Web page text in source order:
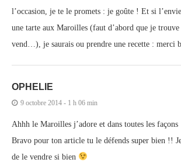
l’occasion, je te le promets : je goûte ! Et si
une tarte aux Maroilles (faut d’abord que je
vend…), je saurais ou prendre une recette : merci
OPHELIE
9 octobre 2014 - 1 h 06 min
Ahhh le Maroilles j’adore et dans toutes les façons
Bravo pour ton article tu le défends super bien !!
de le vendre si bien